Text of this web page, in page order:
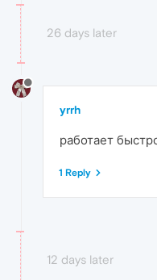
26 days later
yrrh
работает
1 Reply
12 days later